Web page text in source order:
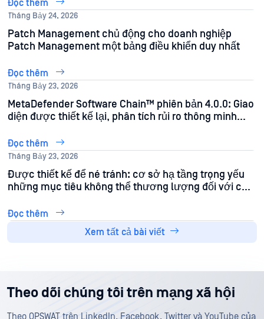
Đọc thêm
Tháng Bảy 24, 2026
Patch Management chủ động cho doanh nghiệp
Patch Management một bảng điều khiển duy nhất
Đọc thêm
Tháng Bảy 23, 2026
MetaDefender Software Chain™ phiên bản 4.0.0: Giao
diện được thiết kế lại, phân tích rủi ro thông minh
Đọc thêm
Tháng Bảy 23, 2026
Được thiết kế để né tránh: cơ sở hạ tầng trọng yếu
những mục tiêu không thể thương lượng đối với cơ
Đọc thêm
Xem tất cả bài viết
Theo dõi chúng tôi trên mạng xã hội
Theo OPSWAT trên LinkedIn, Facebook, Twitter và YouTube của